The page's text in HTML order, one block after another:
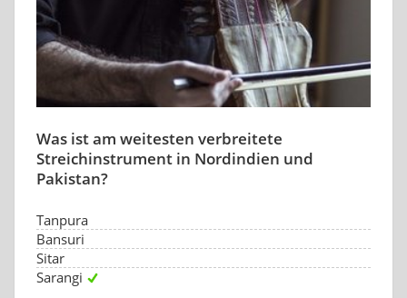
Was ist am weitesten verbreitete
Streichinstrument in Nordindien und
Pakistan?
Tanpura
Bansuri
Sitar
Sarangi